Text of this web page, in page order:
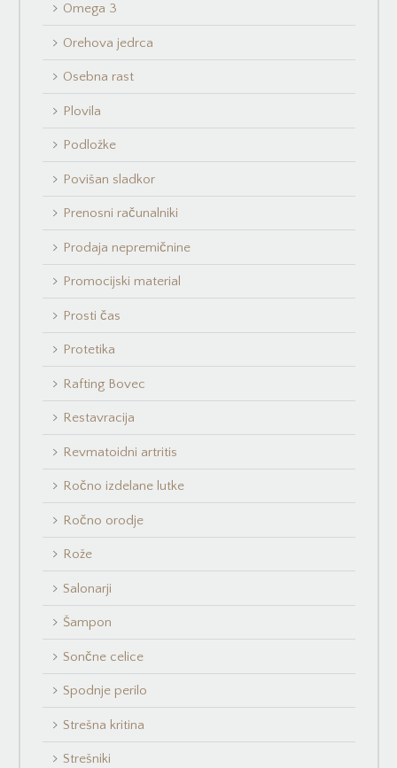
Omega 3
Orehova jedrca
Osebna rast
Plovila
Podložke
Povišan sladkor
Prenosni računalniki
Prodaja nepremičnine
Promocijski material
Prosti čas
Protetika
Rafting Bovec
Restavracija
Revmatoidni artritis
Ročno izdelane lutke
Ročno orodje
Rože
Salonarji
Šampon
Sončne celice
Spodnje perilo
Strešna kritina
Strešniki